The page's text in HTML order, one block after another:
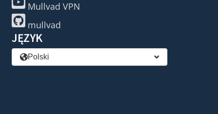
Mullvad VPN
mullvad
JĘZYK
Polski